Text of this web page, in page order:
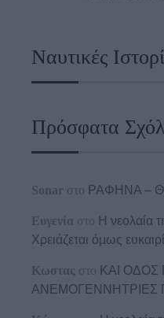
Ναυτικές
Πρόσφατα
Sonar στο ΡΑΦΗΝΑ –
Ευγενία στο Η νεολαία
Χρειάζεται όμως
Κωστας στο ΚΑΙ ΟΔΟΣ
ΑΝΕΜΟΓΕΝΝΗΤΡΙΕΣ